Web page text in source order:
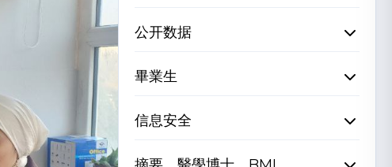
公开数据
畢業生
信息安全